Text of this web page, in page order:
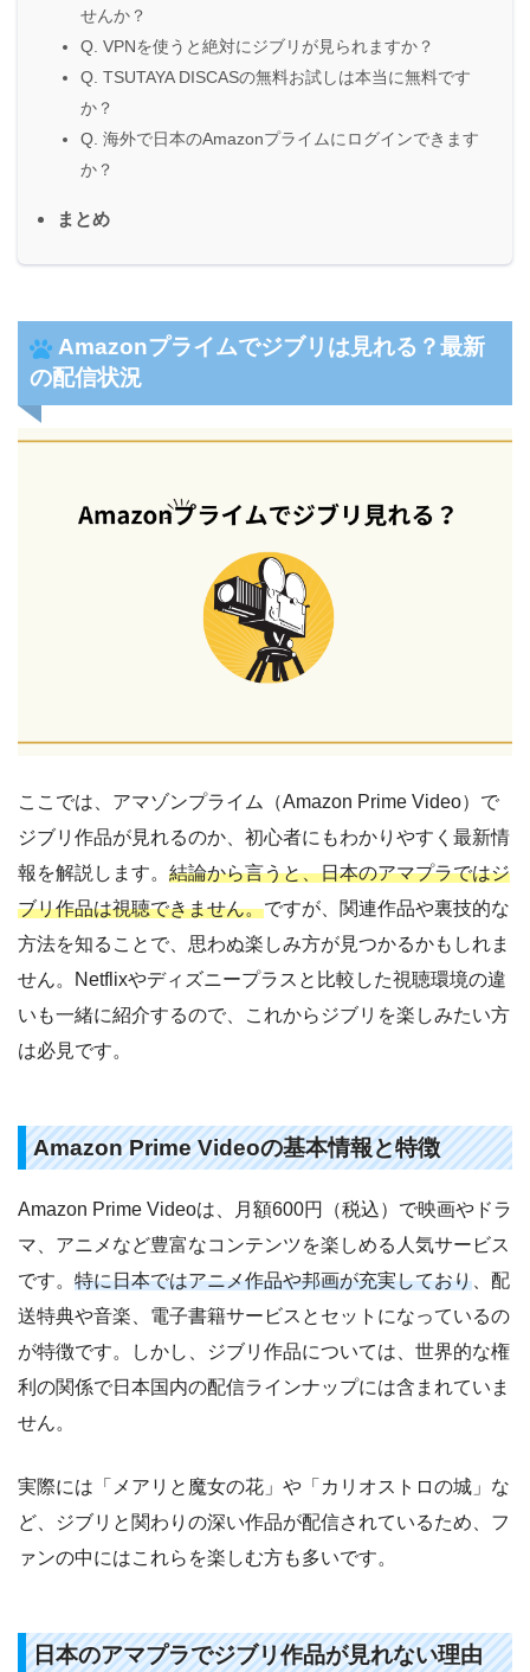
せんか？
Q. VPNを使うと絶対にジブリが見られますか？
Q. TSUTAYA DISCASの無料お試しは本当に無料です
か？
Q. 海外で日本のAmazonプライムにログインできます
か？
まとめ
Amazonプライムでジブリは見れる？最新
の配信状況
ここでは、アマゾンプライム（Amazon Prime Video）で
ジブリ作品が見れるのか、初心者にもわかりやすく最新情
報を解説します。 結論から言うと、日本のアマプラではジ
ブリ作品は視聴できません。ですが、関連作品や裏技的な
方法を知ることで、思わぬ楽しみ方が見つかるかもしれま
せん。Netflixやディズニープラスと比較した視聴環境の違
いも一緒に紹介するので、これからジブリを楽しみたい方
は必見です。
Amazon Prime Videoの基本情報と特徴
Amazon Prime Videoは、月額600円（税込）で映画やドラ
マ、アニメなど豊富なコンテンツを楽しめる人気サービス
です。 特に日本ではアニメ作品や邦画が充実しており、配
送特典や音楽、電子書籍サービスとセットになっているの
が特徴です。しかし、ジブリ作品については、世界的な権
利の関係で日本国内の配信ラインナップには含まれていま
せん。
実際には「メアリと魔女の花」や「カリオストロの城」な
ど、ジブリと関わりの深い作品が配信されているため、フ
ァンの中にはこれらを楽しむ方も多いです。
日本のアマプラでジブリ作品が見れない理由